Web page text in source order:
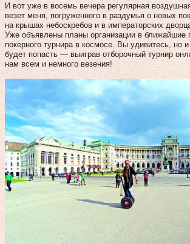
И вот уже в восемь вечера регулярная
везет меня, погруженного в раздумья о новых
на крышах небоскребов и в императорских
Уже объявлены планы организации в ближайшие
покерного турнира в космосе. Вы удивитесь, но
будет попасть — выиграв отборочный турнир
нам всем и немного везения!